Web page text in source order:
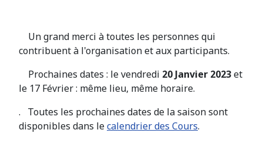
Un grand merci à toutes les personnes qui
contribuent à l'organisation et aux participants.
Prochaines dates : le vendredi 20 Janvier 2023et
le 17 Février : même lieu, même horaire.
. Toutes les prochaines dates de la saison sont
disponibles dans lecalendrier des Cours.